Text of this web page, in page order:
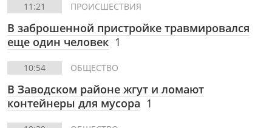
11:21 ПРОИСШЕСТВИЯ
В заброшенной пристройке травмировался
еще один человек 1
10:54 ОБЩЕСТВО
В Заводском районе жгут и ломают
контейнеры для мусора 1